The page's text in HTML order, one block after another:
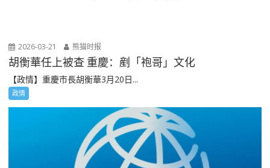
2026-03-21 熊猫时报
胡衡華任上被查 重慶：剷「袍哥」文化
【政情】重慶市長胡衡華3月20日...
政情